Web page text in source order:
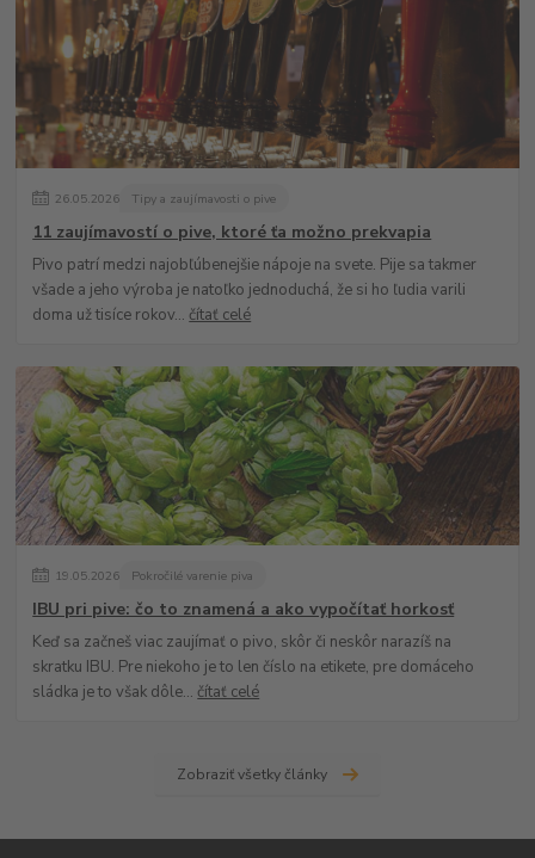
26.05.2026 Tipy a zaujímavosti o pive
11 zaujímavostí o pive, ktoré ťa možno prekvapia
Pivo patrí medzi najobľúbenejšie nápoje na svete. Pije sa takmer
všade a jeho výroba je natoľko jednoduchá, že si ho ľudia varili
doma už tisíce rokov... čítať celé
19.05.2026 Pokročilé varenie piva
IBU pri pive: čo to znamená a ako vypočítať horkosť
Keď sa začneš viac zaujímať o pivo, skôr či neskôr narazíš na
skratku IBU. Pre niekoho je to len číslo na etikete, pre domáceho
sládka je to však dôle... čítať celé
Zobraziť všetky články